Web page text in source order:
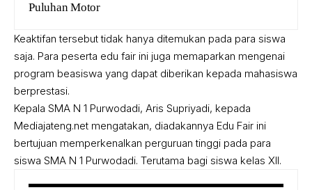
Puluhan Motor
Keaktifan tersebut tidak hanya ditemukan pada para siswa
saja. Para peserta edu fair ini juga memaparkan mengenai
program beasiswa yang dapat diberikan kepada mahasiswa
berprestasi.
Kepala SMA N 1 Purwodadi, Aris Supriyadi, kepada
Mediajateng.net mengatakan, diadakannya Edu Fair ini
bertujuan memperkenalkan perguruan tinggi pada para
siswa SMA N 1 Purwodadi. Terutama bagi siswa kelas XII.